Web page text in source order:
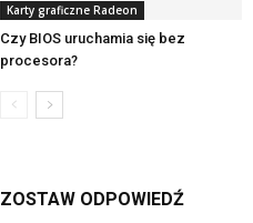
Karty graficzne Radeon
Czy BIOS uruchamia się bez
procesora?
ZOSTAW ODPOWIEDŹ